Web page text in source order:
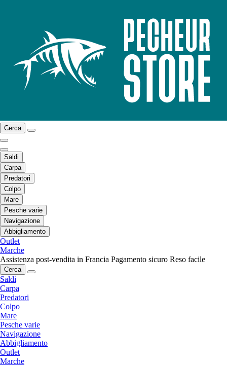
Cerca
Saldi
Carpa
Predatori
Colpo
Mare
Pesche varie
Navigazione
Abbigliamento
Outlet
Marche
Assistenza post-vendita in Francia Pagamento sicuro Reso facile
Cerca
Saldi
Carpa
Predatori
Colpo
Mare
Pesche varie
Navigazione
Abbigliamento
Outlet
Marche